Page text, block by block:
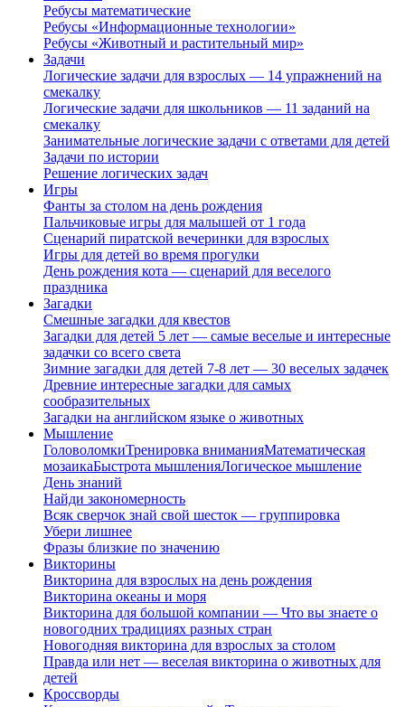
Ребусы математические
Ребусы «Информационные технологии»
Ребусы «Животный и растительный мир»
Задачи
Логические задачи для взрослых — 14 упражнений на
смекалку
Логические задачи для школьников — 11 заданий на
смекалку
Занимательные логические задачи с ответами для детей
Задачи по истории
Решение логических задач
Игры
Фанты за столом на день рождения
Пальчиковые игры для малышей от 1 года
Сценарий пиратской вечеринки для взрослых
Игры для детей во время прогулки
День рождения кота — сценарий для веселого
праздника
Загадки
Смешные загадки для квестов
Загадки для детей 5 лет — самые веселые и интересные
задачки со всего света
Зимние загадки для детей 7-8 лет — 30 веселых задачек
Древние интересные загадки для самых
сообразительных
Загадки на английском языке о животных
Мышление
ГоловоломкиТренировка вниманияМатематическая
мозаикаБыстрота мышленияЛогическое мышление
День знаний
Найди закономерность
Всяк сверчок знай свой шесток — группировка
Убери лишнее
Фразы близкие по значению
Викторины
Викторина для взрослых на день рождения
Викторина океаны и моря
Викторина для большой компании — Что вы знаете о
новогодних традициях разных стран
Новогодняя викторина для взрослых за столом
Правда или нет — веселая викторина о животных для
детей
Кроссворды